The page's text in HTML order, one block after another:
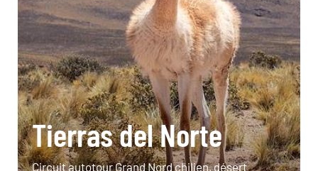
Tierras del Norte
Circuit autotour Grand Nord chilien, désert